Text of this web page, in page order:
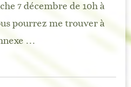
7 décembre de 10h à
pourrez me trouver à
…